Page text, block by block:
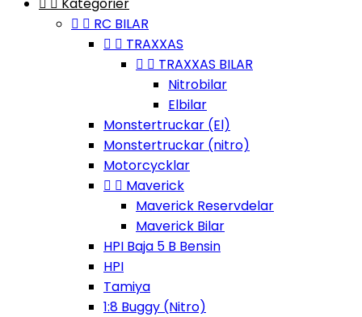
  RC BILAR
  TRAXXAS
  TRAXXAS BILAR
Nitrobilar
Elbilar
Monstertruckar (El)
Monstertruckar (nitro)
Motorcycklar
  Maverick
Maverick Reservdelar
Maverick Bilar
HPI Baja 5 B Bensin
HPI
Tamiya
1:8 Buggy (Nitro)